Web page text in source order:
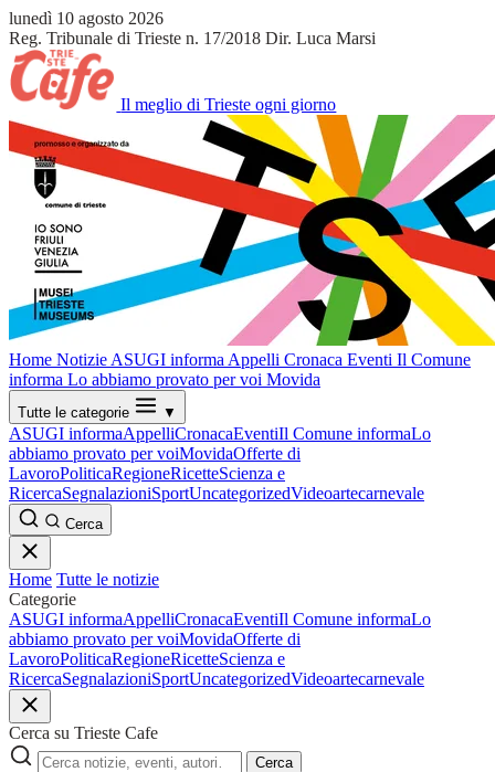
lunedì 10 agosto 2026
Reg. Tribunale di Trieste n. 17/2018 Dir. Luca Marsi
Il meglio di Trieste ogni giorno
Home Notizie ASUGI informa Appelli Cronaca Eventi Il Comune
informa Lo abbiamo provato per voi Movida
Tutte le categorie ▼
ASUGI informaAppelliCronacaEventiIl Comune informaLo
abbiamo provato per voiMovidaOfferte di
LavoroPoliticaRegioneRicetteScienza e
RicercaSegnalazioniSportUncategorizedVideoartecarnevale
Cerca
Home Tutte le notizie
Categorie
ASUGI informaAppelliCronacaEventiIl Comune informaLo
abbiamo provato per voiMovidaOfferte di
LavoroPoliticaRegioneRicetteScienza e
RicercaSegnalazioniSportUncategorizedVideoartecarnevale
Cerca su Trieste Cafe
Cerca